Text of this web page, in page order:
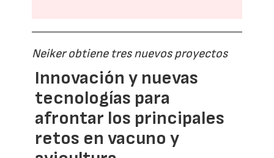
Neiker obtiene tres nuevos proyectos
Innovación y nuevas
tecnologías para
afrontar los principales
retos en vacuno y